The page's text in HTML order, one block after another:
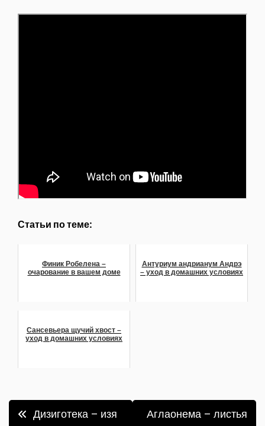
Статьи по теме:
Финик Робелена –
очарование в вашем доме
Антуриум андрианум Андрэ
– уход в домашних условиях
Сансевьера щучий хвост –
уход в домашних условиях
Навигация
Дизиготека – изя
Аглаонема – листья